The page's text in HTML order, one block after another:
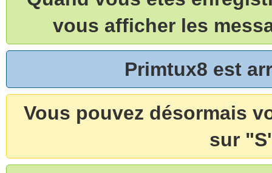
vous afficher les
Primtux8 est
Vous pouvez désormais
sur